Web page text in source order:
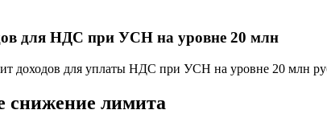
для НДС при УСН на уровне 20 млн
доходов для уплаты НДС при УСН на уровне 20 млн
снижение лимита